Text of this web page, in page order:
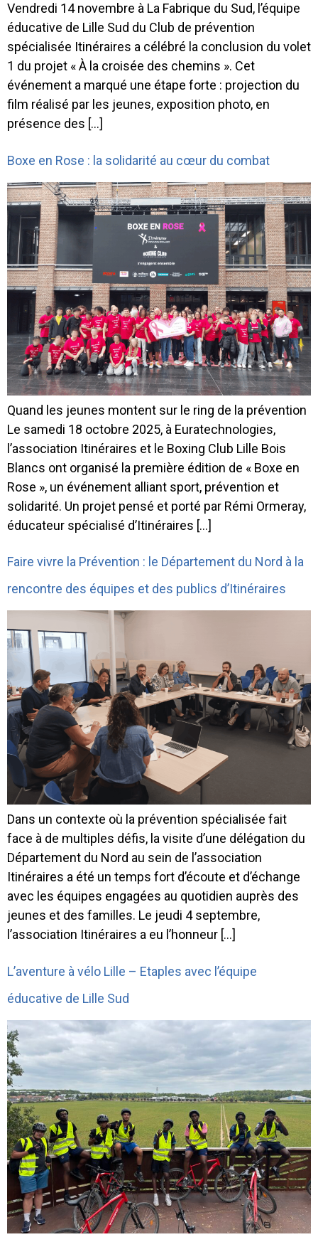
Vendredi 14 novembre à La Fabrique du Sud, l’équipe
éducative de Lille Sud du Club de prévention
spécialisée Itinéraires a célébré la conclusion du volet
1 du projet « À la croisée des chemins ». Cet
événement a marqué une étape forte : projection du
film réalisé par les jeunes, exposition photo, en
présence des […]
Boxe en Rose : la solidarité au cœur du combat
Quand les jeunes montent sur le ring de la prévention
Le samedi 18 octobre 2025, à Euratechnologies,
l’association Itinéraires et le Boxing Club Lille Bois
Blancs ont organisé la première édition de « Boxe en
Rose », un événement alliant sport, prévention et
solidarité. Un projet pensé et porté par Rémi Ormeray,
éducateur spécialisé d’Itinéraires […]
Faire vivre la Prévention : le Département du Nord à la
rencontre des équipes et des publics d’Itinéraires
Dans un contexte où la prévention spécialisée fait
face à de multiples défis, la visite d’une délégation du
Département du Nord au sein de l’association
Itinéraires a été un temps fort d’écoute et d’échange
avec les équipes engagées au quotidien auprès des
jeunes et des familles. Le jeudi 4 septembre,
l’association Itinéraires a eu l’honneur […]
L’aventure à vélo Lille – Etaples avec l’équipe
éducative de Lille Sud